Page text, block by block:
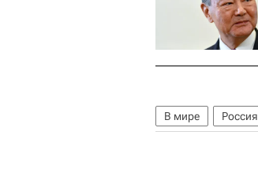
В мире Россия